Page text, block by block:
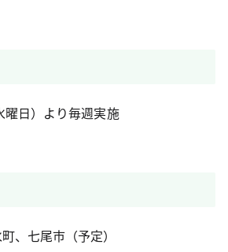
日）より毎週実施
、七尾市（予定）